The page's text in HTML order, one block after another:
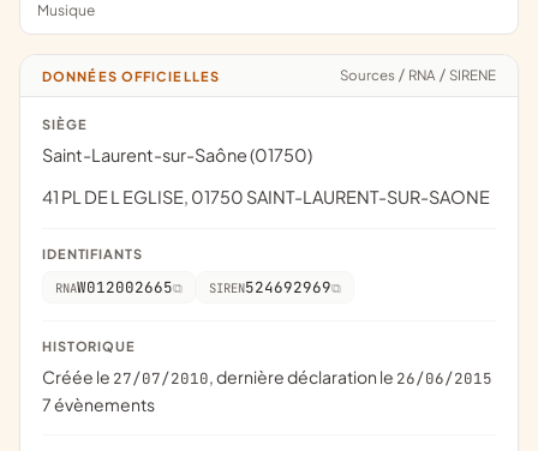
Musique
DONNÉES OFFICIELLES Sources / RNA / SIRENE
SIÈGE
Saint-Laurent-sur-Saône (01750)
41 PL DE L EGLISE, 01750 SAINT-LAURENT-SUR-SAONE
IDENTIFIANTS
RNAW012002665 SIREN524692969
HISTORIQUE
Créée le 27/07/2010, dernière déclaration le 26/06/2015
7 évènements